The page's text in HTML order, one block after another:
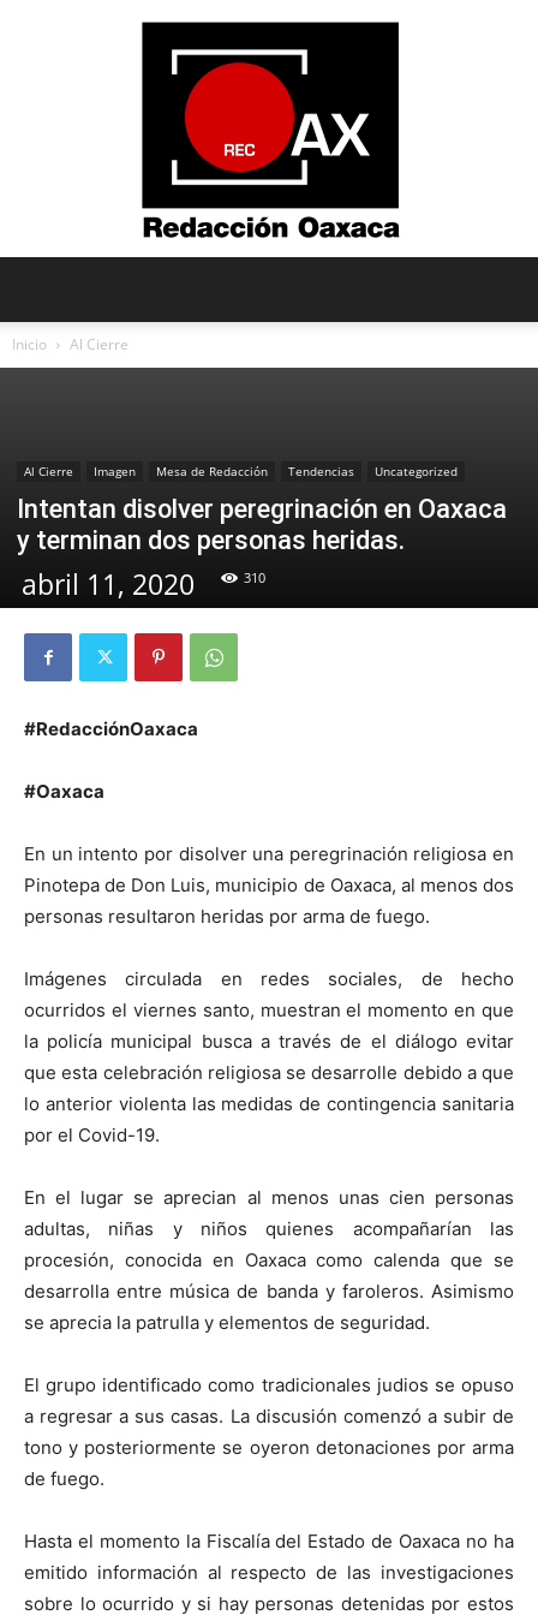
Inicio Al Cierre
Al Cierre Imagen Mesa de Redacción Tendencias Uncategorized
Intentan disolver peregrinación en Oaxaca
y terminan dos personas heridas.
abril 11, 2020 310
#RedacciónOaxaca
#Oaxaca
En un intento por disolver una peregrinación religiosa en
Pinotepa de Don Luis, municipio de Oaxaca, al menos dos
personas resultaron heridas por arma de fuego.
Imágenes circulada en redes sociales, de hecho
ocurridos el viernes santo, muestran el momento en que
la policía municipal busca a través de el diálogo evitar
que esta celebración religiosa se desarrolle debido a que
lo anterior violenta las medidas de contingencia sanitaria
por el Covid-19.
En el lugar se aprecian al menos unas cien personas
adultas, niñas y niños quienes acompañarían las
procesión, conocida en Oaxaca como calenda que se
desarrolla entre música de banda y faroleros. Asimismo
se aprecia la patrulla y elementos de seguridad.
El grupo identificado como tradicionales judios se opuso
a regresar a sus casas. La discusión comenzó a subir de
tono y posteriormente se oyeron detonaciones por arma
de fuego.
Hasta el momento la Fiscalía del Estado de Oaxaca no ha
emitido información al respecto de las investigaciones
sobre lo ocurrido y si hay personas detenidas por estos